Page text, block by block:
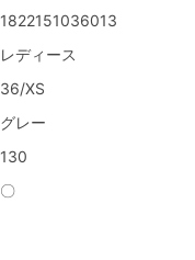
1822151036013
レディース
36/XS
グレー
130
〇